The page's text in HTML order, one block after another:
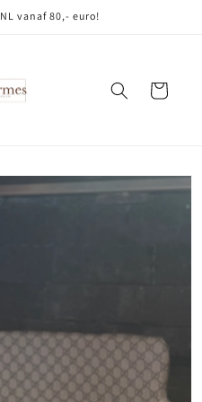
vanaf 80,- euro!
Winkelwagen